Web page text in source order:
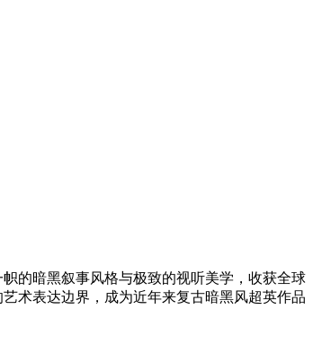
的暗黑叙事风格与极致的视听美学，收获全球
术表达边界，成为近年来复古暗黑风超英作品